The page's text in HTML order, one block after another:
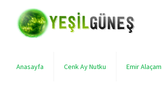
Anasayfa Cenk Ay Nutku Emir Alaçam